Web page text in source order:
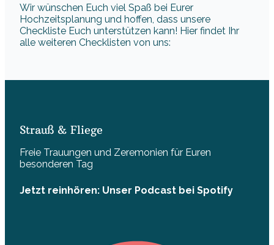
Wir wünschen Euch viel Spaß bei Eurer
Hochzeitsplanung und hoffen, dass unsere
Checkliste Euch unterstützen kann! Hier findet Ihr
alle weiteren Checklisten von uns:
Strauß & Fliege
Freie Trauungen und Zeremonien für Euren
besonderen Tag
Jetzt reinhören: Unser Podcast bei Spotify